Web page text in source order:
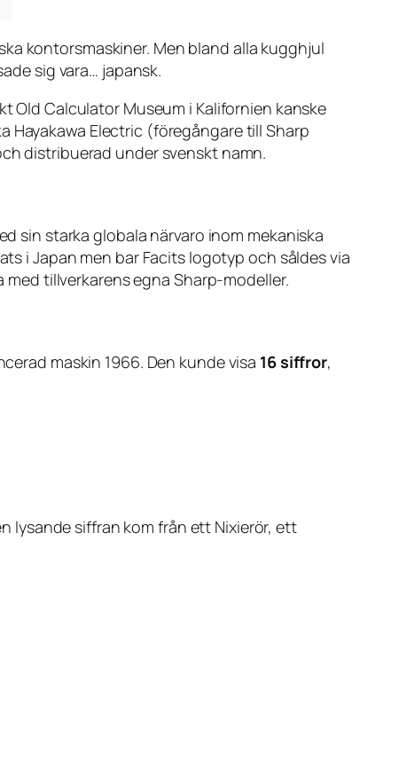
kontorsmaskiner. Men bland alla kugghjul
sig vara… japansk.
Old Calculator Museum i Kalifornien kanske
Hayakawa Electric (föregångare till Sharp
distribuerad under svenskt namn.
sin starka globala närvaro inom mekaniska
i Japan men bar Facits logotyp och såldes via
med tillverkarens egna Sharp-modeller.
maskin 1966. Den kunde visa 16 siffror,
lysande siffran kom från ett Nixierör, ett